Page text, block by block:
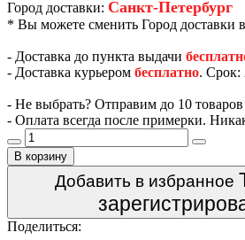
Город доставки: Санкт-Петербург
* Вы можете сменить Город доставки
- Доставка до пункта выдачи
- Доставка курьером бесплатно. Срок:
- Не выбрать? Отправим до 10
- Оплата всегда после примерки.
В корзину
Добавить в избранное
Поделиться: